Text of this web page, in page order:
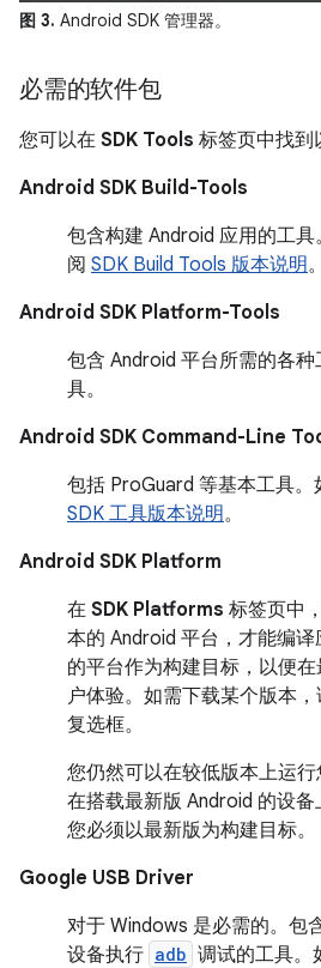
图 3. Android SDK 管理器。
必需的软件包
您可以在 SDK Tools 标签页中找到
Android SDK Build-Tools
包含构建 Android 应用的工
阅 SDK Build Tools 版本说明。
Android SDK Platform-Tools
包含 Android 平台所需的各
具。
Android SDK Command-Line
包括 ProGuard 等基本工具。
SDK 工具版本说明。
Android SDK Platform
在 SDK Platforms 标签页中
本的 Android 平台，才能编
的平台作为构建目标，以便
户体验。如需下载某个版本
复选框。
您仍然可以在较低版本上运
在搭载最新版 Android 的设备
您必须以最新版为构建目标。
Google USB Driver
对于 Windows 是必需的。包
设备执行 adb 调试的工具。